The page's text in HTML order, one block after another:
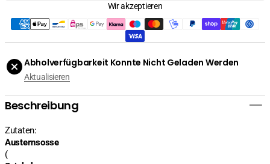
Sauce,
Lobo,
50g
Sauce,
Lobo,
50g
Wir akzeptieren
Abholverfügbarkeit Konnte Nicht Geladen Werden
Aktualisieren
Beschreibung
Zutaten:
Austernsosse
(